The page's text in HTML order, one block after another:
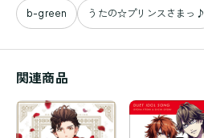
b-green うたの☆プリンスさまっ♪
関連商品